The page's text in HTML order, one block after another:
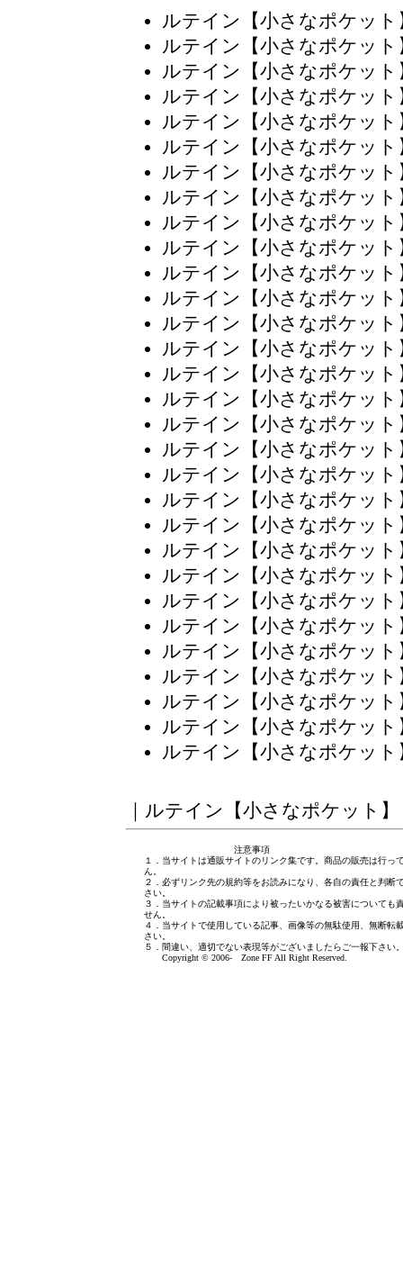
ルテイン【小さなポケッ
ルテイン【小さなポケッ
ルテイン【小さなポケッ
ルテイン【小さなポケッ
ルテイン【小さなポケッ
ルテイン【小さなポケッ
ルテイン【小さなポケッ
ルテイン【小さなポケッ
ルテイン【小さなポケッ
ルテイン【小さなポケッ
ルテイン【小さなポケッ
ルテイン【小さなポケッ
ルテイン【小さなポケッ
ルテイン【小さなポケッ
ルテイン【小さなポケッ
ルテイン【小さなポケッ
ルテイン【小さなポケッ
ルテイン【小さなポケッ
ルテイン【小さなポケッ
ルテイン【小さなポケッ
ルテイン【小さなポケッ
ルテイン【小さなポケッ
ルテイン【小さなポケッ
ルテイン【小さなポケッ
ルテイン【小さなポケッ
ルテイン【小さなポケッ
ルテイン【小さなポケッ
ルテイン【小さなポケッ
ルテイン【小さなポケッ
ルテイン【小さなポケッ
｜ ルテイン【小さなポケット】
注意事項
１．当サイトは通販サイトのリンク集です。商品の販売は行っ
ん。
２．必ずリンク先の規約等をお読みになり、各自の責任と判断
さい。
３．当サイトの記載事項により被ったいかなる被害についても
せん。
４．当サイトで使用している記事、画像等の無駄使用、無断転
さい。
５．間違い、適切でない表現等がございましたら ご一報下さい
Copyright © 2006- Zone FF All Right Reserved.